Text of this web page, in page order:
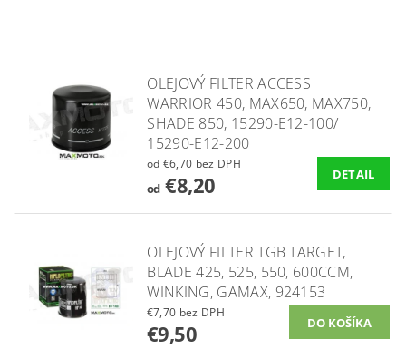
OLEJOVÝ FILTER ACCESS
WARRIOR 450, MAX650, MAX750,
SHADE 850, 15290-E12-100/
15290-E12-200
od €6,70 bez DPH
od€8,20 DETAIL
OLEJOVÝ FILTER TGB TARGET,
BLADE 425, 525, 550, 600CCM,
WINKING, GAMAX, 924153
€7,70 bez DPH
€9,50